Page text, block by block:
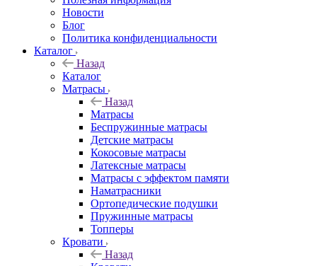
Новости
Блог
Политика конфиденциальности
Каталог
Назад
Каталог
Матрасы
Назад
Матрасы
Беспружинные матрасы
Детские матрасы
Кокосовые матрасы
Латексные матрасы
Матрасы с эффектом памяти
Наматрасники
Ортопедические подушки
Пружинные матрасы
Топперы
Кровати
Назад